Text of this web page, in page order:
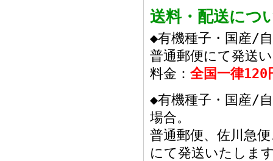
送料・配送につ
◆有機種子・国産/
普通郵便にて発送
料金： 全国一律120
◆有機種子・国産/
場合。
普通郵便、佐川急
にて発送いたしま